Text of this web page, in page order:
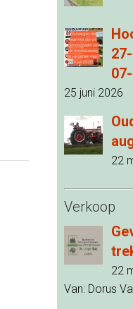
25 juni 2026
22
Verkoop
22
Van: Dorus